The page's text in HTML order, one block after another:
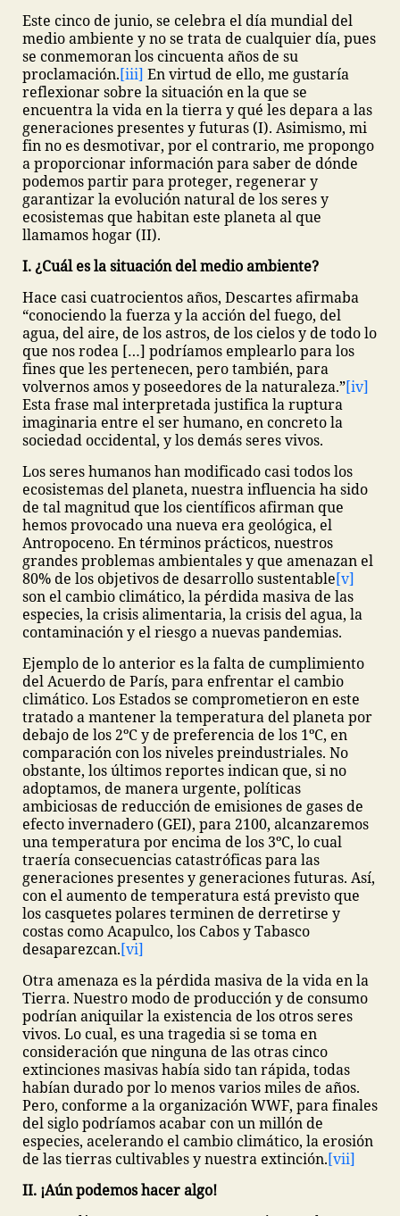
Este cinco de junio, se celebra el día mundial del
medio ambiente y no se trata de cualquier día, pues
se conmemoran los cincuenta años de su
proclamación.[iii] En virtud de ello, me gustaría
reflexionar sobre la situación en la que se
encuentra la vida en la tierra y qué les depara a las
generaciones presentes y futuras (I). Asimismo, mi
fin no es desmotivar, por el contrario, me propongo
a proporcionar información para saber de dónde
podemos partir para proteger, regenerar y
garantizar la evolución natural de los seres y
ecosistemas que habitan este planeta al que
llamamos hogar (II).
I. ¿Cuál es la situación del medio ambiente?
Hace casi cuatrocientos años, Descartes afirmaba
“conociendo la fuerza y la acción del fuego, del
agua, del aire, de los astros, de los cielos y de todo lo
que nos rodea […] podríamos emplearlo para los
fines que les pertenecen, pero también, para
volvernos amos y poseedores de la naturaleza.”[iv]
Esta frase mal interpretada justifica la ruptura
imaginaria entre el ser humano, en concreto la
sociedad occidental, y los demás seres vivos.
Los seres humanos han modificado casi todos los
ecosistemas del planeta, nuestra influencia ha sido
de tal magnitud que los científicos afirman que
hemos provocado una nueva era geológica, el
Antropoceno. En términos prácticos, nuestros
grandes problemas ambientales y que amenazan el
80% de los objetivos de desarrollo sustentable[v]
son el cambio climático, la pérdida masiva de las
especies, la crisis alimentaria, la crisis del agua, la
contaminación y el riesgo a nuevas pandemias.
Ejemplo de lo anterior es la falta de cumplimiento
del Acuerdo de París, para enfrentar el cambio
climático. Los Estados se comprometieron en este
tratado a mantener la temperatura del planeta por
debajo de los 2ºC y de preferencia de los 1ºC, en
comparación con los niveles preindustriales. No
obstante, los últimos reportes indican que, si no
adoptamos, de manera urgente, políticas
ambiciosas de reducción de emisiones de gases de
efecto invernadero (GEI), para 2100, alcanzaremos
una temperatura por encima de los 3ºC, lo cual
traería consecuencias catastróficas para las
generaciones presentes y generaciones futuras. Así,
con el aumento de temperatura está previsto que
los casquetes polares terminen de derretirse y
costas como Acapulco, los Cabos y Tabasco
desaparezcan.[vi]
Otra amenaza es la pérdida masiva de la vida en la
Tierra. Nuestro modo de producción y de consumo
podrían aniquilar la existencia de los otros seres
vivos. Lo cual, es una tragedia si se toma en
consideración que ninguna de las otras cinco
extinciones masivas había sido tan rápida, todas
habían durado por lo menos varios miles de años.
Pero, conforme a la organización WWF, para finales
del siglo podríamos acabar con un millón de
especies, acelerando el cambio climático, la erosión
de las tierras cultivables y nuestra extinción.[vii]
II. ¡Aún podemos hacer algo!